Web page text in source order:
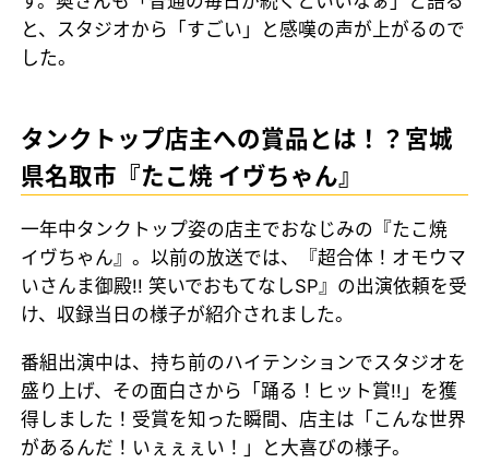
と、スタジオから「すごい」と感嘆の声が上がるので
した。
タンクトップ店主への賞品とは！？宮城
県名取市『たこ焼 イヴちゃん』
一年中タンクトップ姿の店主でおなじみの『たこ焼
イヴちゃん』。以前の放送では、『超合体！オモウマ
いさんま御殿!! 笑いでおもてなしSP』の出演依頼を受
け、収録当日の様子が紹介されました。
番組出演中は、持ち前のハイテンションでスタジオを
盛り上げ、その面白さから「踊る！ヒット賞!!」を獲
得しました！受賞を知った瞬間、店主は「こんな世界
があるんだ！いぇぇぇい！」と大喜びの様子。